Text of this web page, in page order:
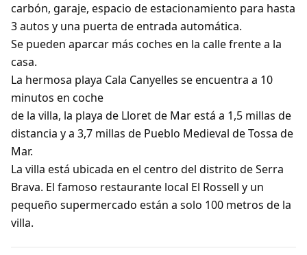
carbón, garaje, espacio de estacionamiento para hasta
3 autos y una puerta de entrada automática.
Se pueden aparcar más coches en la calle frente a la
casa.
La hermosa playa Cala Canyelles se encuentra a 10
minutos en coche
de la villa, la playa de Lloret de Mar está a 1,5 millas de
distancia y a 3,7 millas de Pueblo Medieval de Tossa de
Mar.
La villa está ubicada en el centro del distrito de Serra
Brava. El famoso restaurante local El Rossell y un
pequeño supermercado están a solo 100 metros de la
villa.